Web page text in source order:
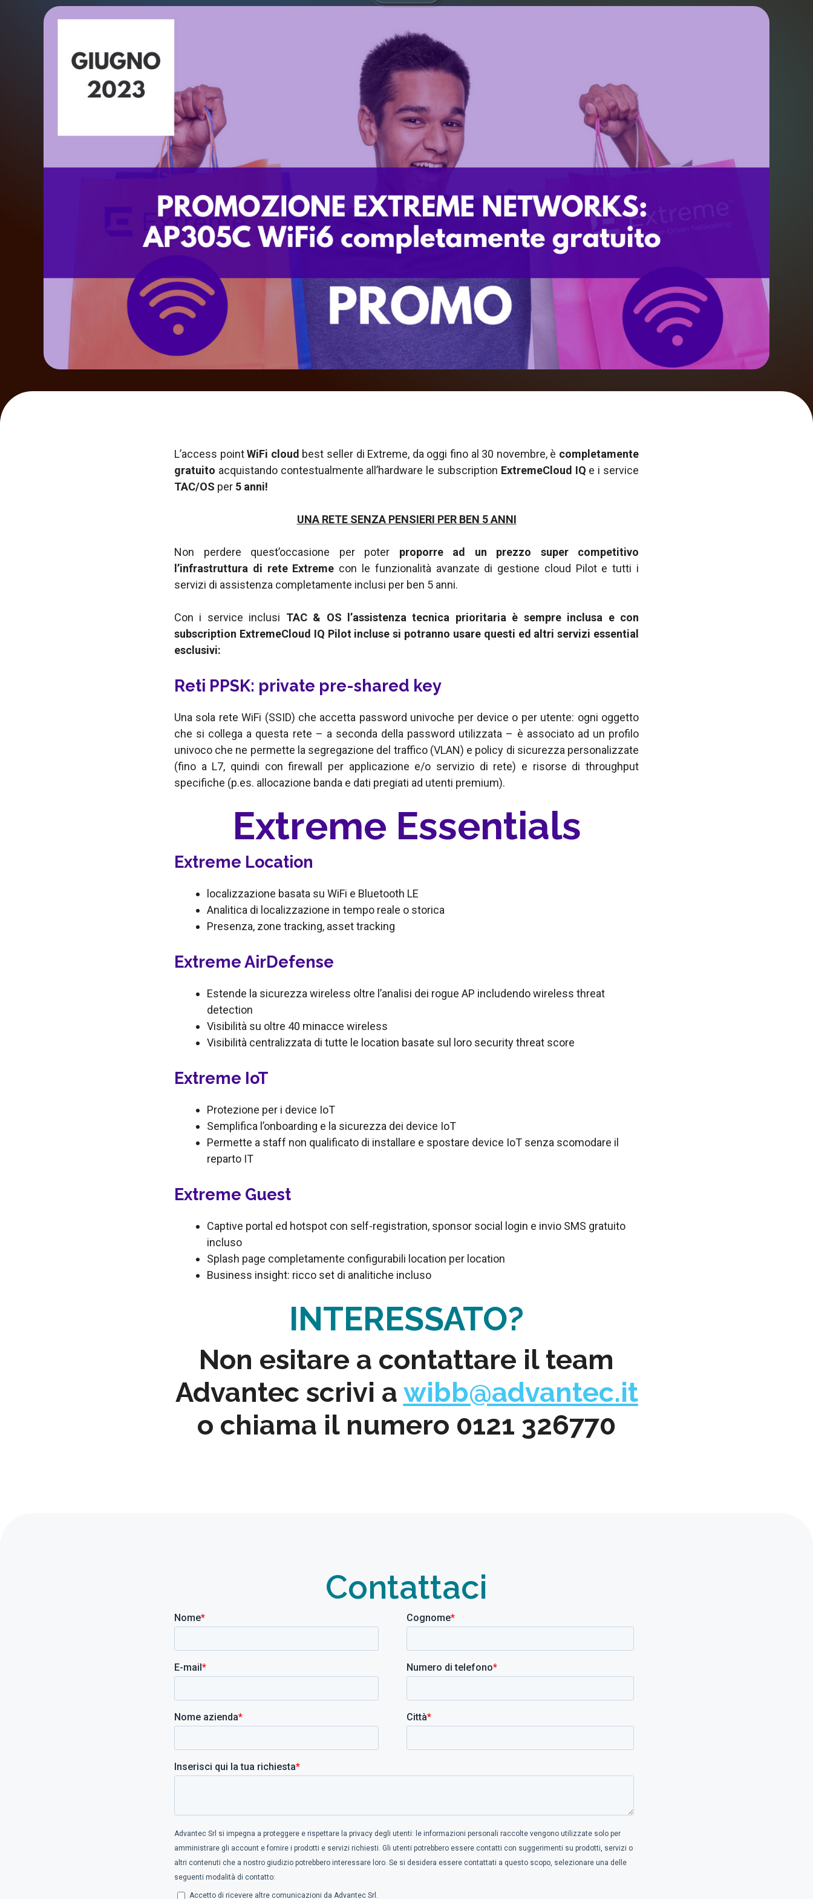
L’access pointWiFi cloud best seller di Extreme, da oggi fino al 30 novembre, è completamente
gratuito acquistando contestualmente all’hardware le subscription ExtremeCloud IQ e i service
TAC/OS per 5 anni!
UNA RETE SENZA PENSIERI PER BEN 5 ANNI
Non perdere quest’occasione per poter proporre ad un prezzo super competitivo
l’infrastruttura di rete Extreme con le funzionalità avanzate di gestione cloud Pilot e tutti i
servizi di assistenza completamente inclusi per ben 5 anni.
Con i service inclusi TAC & OS l’assistenza tecnica prioritaria è sempre inclusa e con
subscription ExtremeCloud IQ Pilot incluse si potranno usare questi ed altri servizi essential
esclusivi:
Reti PPSK: private pre-shared key
Una sola rete WiFi (SSID) che accetta password univoche per device o per utente: ogni oggetto
che si collega a questa rete – a seconda della password utilizzata – è associato ad un profilo
univoco che ne permette la segregazione del traffico (VLAN) e policy di sicurezza personalizzate
(fino a L7, quindi con firewall per applicazione e/o servizio di rete) e risorse di throughput
specifiche (p.es. allocazione banda e dati pregiati ad utenti premium).
Extreme Essentials
Extreme Location
localizzazione basata su WiFi e Bluetooth LE
Analitica di localizzazione in tempo reale o storica
Presenza, zone tracking, asset tracking
Extreme AirDefense
Estende la sicurezza wireless oltre l’analisi dei rogue AP includendo wireless threat
detection
Visibilità su oltre 40 minacce wireless
Visibilità centralizzata di tutte le location basate sul loro security threat score
Extreme IoT
Protezione per i device IoT
Semplifica l’onboarding e la sicurezza dei device IoT
Permette a staff non qualificato di installare e spostare device IoT senza scomodare il
reparto IT
Extreme Guest
Captive portal ed hotspot con self-registration, sponsor social login e invio SMS gratuito
incluso
Splash page completamente configurabili location per location
Business insight: ricco set di analitiche incluso
INTERESSATO?
Non esitare a contattare il team
Advantec scrivi a wibb@advantec.it
o chiama il numero 0121 326770
Contattaci